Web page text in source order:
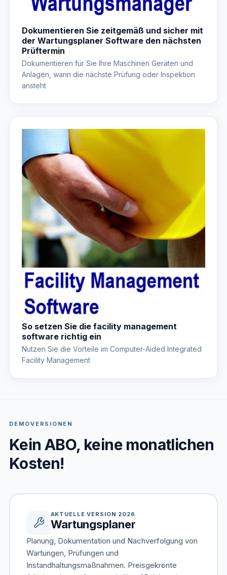
Dokumentieren Sie zeitgemäß und sicher mit
der Wartungsplaner Software den nächsten
Prüftermin
Dokumentieren für Sie Ihre Maschinen Geräten und
Anlagen, wann die nächste Prüfung oder Inspektion
ansteht
So setzen Sie die facility management
software richtig ein
Nutzen Sie die Vorteile im Computer-Aided Integrated
Facility Management
DEMOVERSIONEN
Kein ABO, keine monatlichen
Kosten!
AKTUELLE VERSION 2026
Wartungsplaner
Planung, Dokumentation und Nachverfolgung von
Wartungen, Prüfungen und
Instandhaltungsmaßnahmen. Preisgekrönte